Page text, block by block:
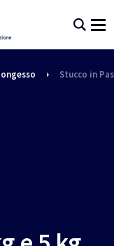
Stucco in